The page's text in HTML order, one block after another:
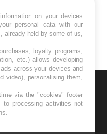
on your devices
personal data with our
already held by some of us,
loyalty programs,
etc.) allows developing
across your devices and
video), personalising them,
via the "cookies" footer
to processing activities not